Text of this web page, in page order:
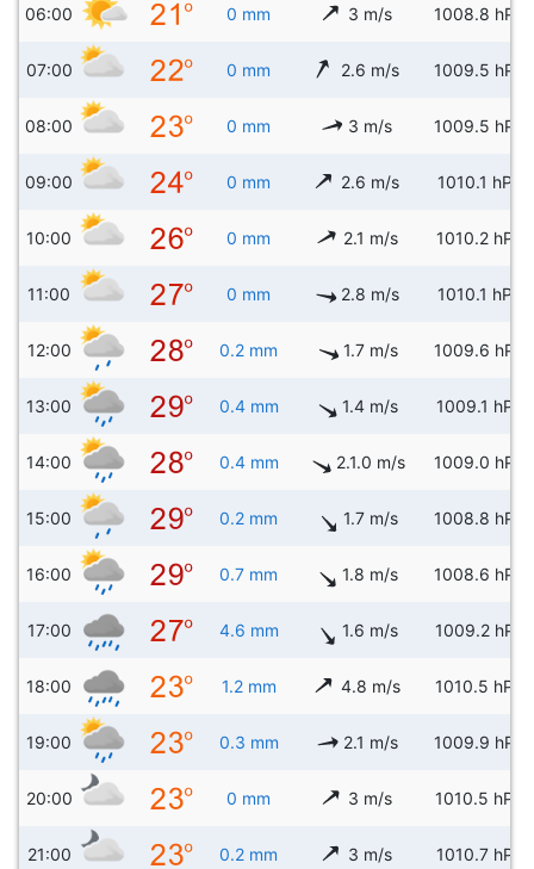
06:00 0 mm 3 m/s 1008.8 hPa
07:00 0 mm 2.6 m/s 1009.5 hPa
08:00 0 mm 3 m/s 1009.5 hPa
09:00 0 mm 2.6 m/s 1010.1 hPa
10:00 0 mm 2.1 m/s 1010.2 hPa
11:00 0 mm 2.8 m/s 1010.1 hPa
12:00 0.2 mm 1.7 m/s 1009.6 hPa
13:00 0.4 mm 1.4 m/s 1009.1 hPa
14:00 0.4 mm 2.1.0 m/s 1009.0 hPa
15:00 0.2 mm 1.7 m/s 1008.8 hPa
16:00 0.7 mm 1.8 m/s 1008.6 hPa
17:00 4.6 mm 1.6 m/s 1009.2 hPa
18:00 1.2 mm 4.8 m/s 1010.5 hPa
19:00 0.3 mm 2.1 m/s 1009.9 hPa
20:00 0 mm 3 m/s 1010.5 hPa
21:00 0.2 mm 3 m/s 1010.7 hPa